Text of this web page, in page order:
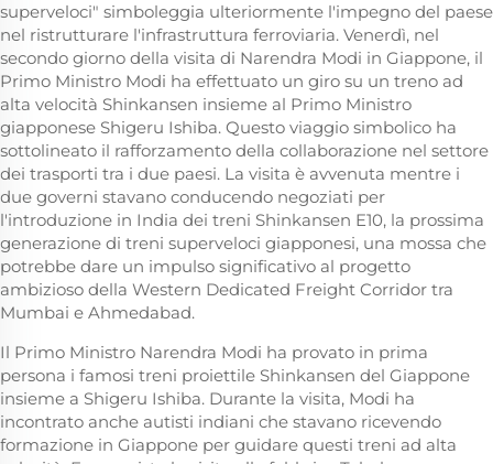
superveloci" simboleggia ulteriormente l'impegno del paese
nel ristrutturare l'infrastruttura ferroviaria. Venerdì, nel
secondo giorno della visita di Narendra Modi in Giappone, il
Primo Ministro Modi ha effettuato un giro su un treno ad
alta velocità Shinkansen insieme al Primo Ministro
giapponese Shigeru Ishiba. Questo viaggio simbolico ha
sottolineato il rafforzamento della collaborazione nel settore
dei trasporti tra i due paesi. La visita è avvenuta mentre i
due governi stavano conducendo negoziati per
l'introduzione in India dei treni Shinkansen E10, la prossima
generazione di treni superveloci giapponesi, una mossa che
potrebbe dare un impulso significativo al progetto
ambizioso della Western Dedicated Freight Corridor tra
Mumbai e Ahmedabad.
Il Primo Ministro Narendra Modi ha provato in prima
persona i famosi treni proiettile Shinkansen del Giappone
insieme a Shigeru Ishiba. Durante la visita, Modi ha
incontrato anche autisti indiani che stavano ricevendo
formazione in Giappone per guidare questi treni ad alta